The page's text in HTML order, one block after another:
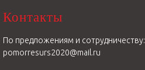
Контакты
По предложениям и сотрудничеству:
pomorresurs2020@mail.ru